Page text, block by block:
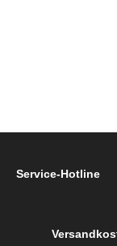
Service-Hotline